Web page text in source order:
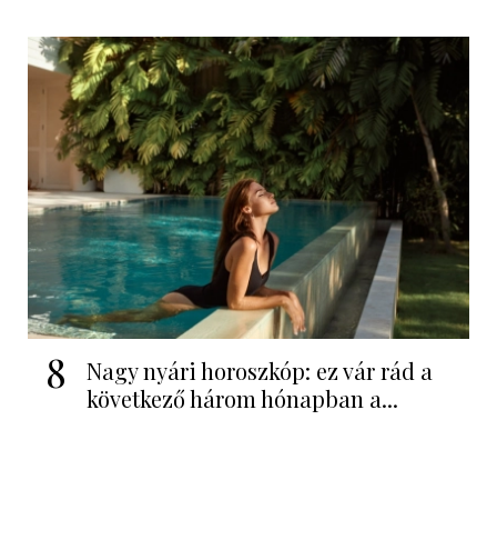
8
Nagy nyári horoszkóp: ez vár rád a
következő három hónapban a...